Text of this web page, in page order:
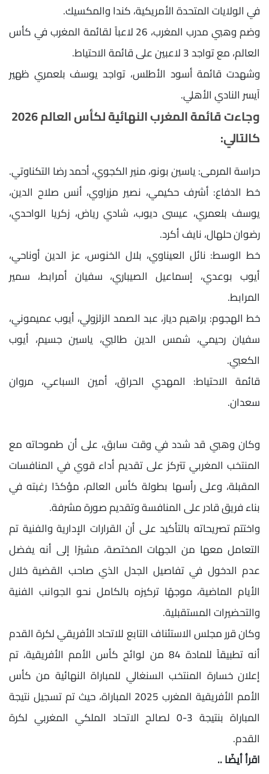
في الولايات المتحدة الأمريكية، كندا والمكسيك.
وضم وهبي مدرب المغرب، 26 لاعباً لقائمة المغرب في كأس
العالم، مع تواجد 3 لاعبين على قائمة الاحتياط.
وشهدت قائمة أسود الأطلس، تواجد يوسف بلعمري ظهير
آيسر النادي الأهلي.
وجاءت قائمة المغرب النهائية لكأس العالم 2026
كالتالي:
حراسة المرمى: ياسين بونو، منير الكجوي، أحمد رضا التكناوتي.
خط الدفاع: أشرف حكيمي، نصير مزراوي، أنس صلاح الدين،
يوسف بلعمري، عيسى ديوب، شادي رياض، زكريا الواحدي،
رضوان حلهال، نايف أكرد.
خط الوسط: نائل العيناوي، بلال الخنوس، عز الدين أوناحي،
أيوب بوعدي، إسماعيل الصيباري، سفيان أمرابط، سمير
المرابط.
خط الهجوم: براهيم دياز، عبد الصمد الزلزولي، أيوب عميموني،
سفيان رحيمي، شمس الدين طالبي، ياسين جسيم، أيوب
الكعبي.
قائمة الاحتياط: المهدي الحراق، أمين السباعي، مروان
سعدان.
وكان وهبي قد شدد في وقت سابق، على أن طموحاته مع
المنتخب المغربي تتركز على تقديم أداء قوي في المنافسات
المقبلة، وعلى رأسها بطولة كأس العالم، مؤكدًا رغبته في
بناء فريق قادر على المنافسة وتقديم صورة مشرفة.
واختتم تصريحاته بالتأكيد على أن القرارات الإدارية والفنية تم
التعامل معها من الجهات المختصة، مشيرًا إلى أنه يفضل
عدم الدخول في تفاصيل الجدل الذي صاحب القضية خلال
الأيام الماضية، موجهًا تركيزه بالكامل نحو الجوانب الفنية
والتحضيرات المستقبلية.
وكان قرر مجلس الاستئناف التابع للاتحاد الأفريقي لكرة القدم
أنه تطبيقاً للمادة 84 من لوائح كأس الأمم الأفريقية، تم
إعلان خسارة المنتخب السنغالي للمباراة النهائية من كأس
الأمم الأفريقية المغرب 2025 المباراة، حيث تم تسجيل نتيجة
المباراة بنتيجة 3-0 لصالح الاتحاد الملكي المغربي لكرة
القدم.
اقرأ أيضًا ..